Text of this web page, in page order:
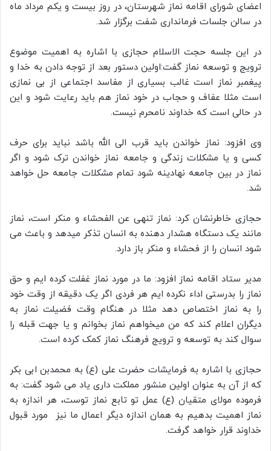
اعضای شورای اقامه نماز شهرستان، در روز بیست و یکم مرداد ماه
در سالن جلسات فرمانداری شفت برگزار شد.
در این جلسه حجت الاسلام حجازی با اشاره به اهمیت موضوع
ترویج و توسعه نماز گفت:اولین دستور بعد از توجه دادن به خدا و
پیغمبر نماز است غالب بسیاری از مفاسد اجتماعی از بی نمازی
است مثلا عفاف و حجاب در خود نماز هم باید رعایت شود و این
در حالی است که خداوند نامحرم نیست.
وی افزود: نماز خواندن باید قرب الی الله باشد نباید برای حرف
کسی و یا مشکلات زندگی و جامعه نماز خواندن ترک شود و اگر
نماز در بین جامعه نهادینه شود تمام مشکلات جامعه حل خواهد
شد.
حجازی خاطرنشان کرد: نماز تنهی عن الفحشاء و منکر است، نماز
مانند یک دستگاه هشدار دهنده به انسان تذکر میدهد و باعث می
شود انسان را از فحشاء و منکر باز دارد.
مدیر ستاد اقامه نماز افزود: ما در مورد نماز غفلت کرده ایم و حق
نماز را بدرستی اداء نکرده ایم هر فردی اگر یک دقیقه از وقت خود
را به نماز اختصاص دهد مثلا در هنگام وقت فضیلت نماز به
دیگران اعلام کند که من میخواهم نماز بخوانم و یا جهت قبله را
سوال کند به توسعه و ترویج فرهنگ نماز کمک کرده است.
حجازی با اشاره به فرمایشات حضرت علی (ع) به محمدبن ابی بکر
که از آن به عنوان اولین منشور مملکت داری یاد می شود گفت: به
فرموده مولای متقیان (ع) عمل تو تابع نماز توست، هر اندازه به
نماز اهمیت بدهیم به همان اندازه دیگر اعمال ما نیز مورد قبول
خداوند قرار خواهد گرفت.